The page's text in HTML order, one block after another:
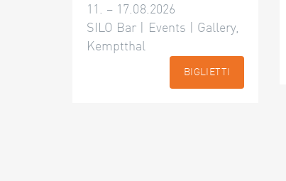
11. – 17.08.2026
SILO Bar | Events | Gallery,
Kemptthal
BIGLIETTI